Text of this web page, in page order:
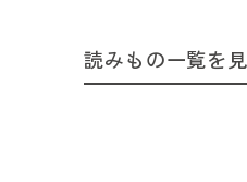
読みもの一覧を